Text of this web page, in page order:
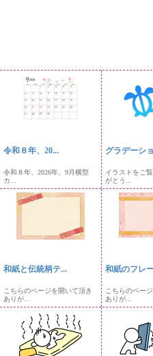
令和８年、20...
令和８年、2026年、9月横型
カ...
グラデーシ
イラストをご
がとう...
和紙と伝統柄テ...
こちらのページを開いて頂き
ありが...
和紙のフレ
こちらのペー
ありが...